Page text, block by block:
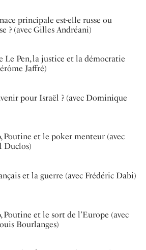
principale est-elle russe ou
? (avec Gilles Andréani)
Le Pen, la justice et la démocratie
Jaffré)
pour Israël ? (avec Dominique
Poutine et le poker menteur (avec
Duclos)
et la guerre (avec Frédéric Dabi)
Poutine et le sort de l’Europe (avec
Bourlanges)